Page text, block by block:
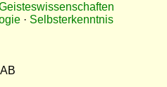
· Selbsterkenntnis